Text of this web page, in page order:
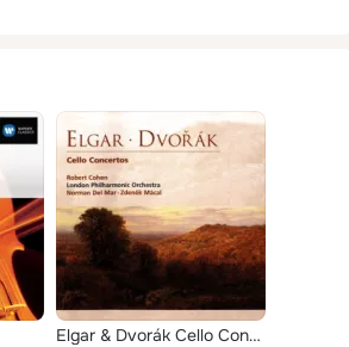
Elgar & Dvorák Cello Concertos